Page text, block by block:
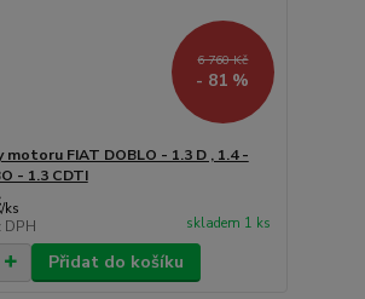
6 760 Kč
- 81 %
motoru FIAT DOBLO - 1.3 D , 1.4 -
- 1.3 CDTI
/ks
DPH skladem 1 ks
Přidat do košíku